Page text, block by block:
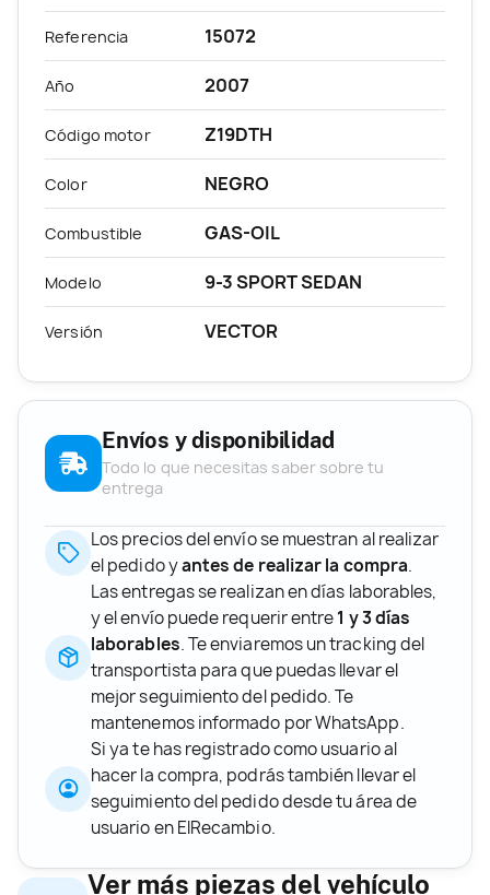
Referencia 15072
Año 2007
Código motor Z19DTH
Color NEGRO
Combustible GAS-OIL
Modelo 9-3 SPORT SEDAN
Versión VECTOR
Envíos y disponibilidad
Todo lo que necesitas saber sobre tu
entrega
Los precios del envío se muestran al realizar
el pedido yantes de realizar la compra.
Las entregas se realizan en días laborables,
y el envío puede requerir entre1 y 3 días
laborables. Te enviaremos un tracking del
transportista para que puedas llevar el
mejor seguimiento del pedido. Te
mantenemos informado por WhatsApp.
Si ya te has registrado como usuario al
hacer la compra, podrás también llevar el
seguimiento del pedido desde tu área de
usuario en ElRecambio.
Ver más piezas del vehículo